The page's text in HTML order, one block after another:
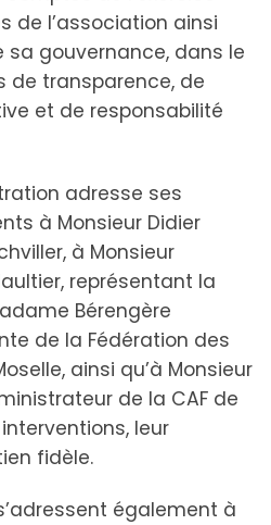
de l’association ainsi
sa gouvernance, dans le
de transparence, de
et de responsabilité
adresse ses
à Monsieur Didier
à Monsieur
représentant la
Bérengère
de la Fédération des
ainsi qu’à Monsieur
de la CAF de
leur
fidèle.
également à